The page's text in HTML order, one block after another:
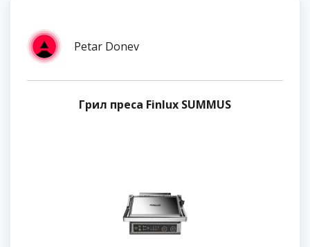
Petar Donev
Грил преса Finlux SUMMUS